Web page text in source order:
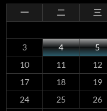
一 二 三
3
4 5
10
11 12
17
18 19
24
25 26